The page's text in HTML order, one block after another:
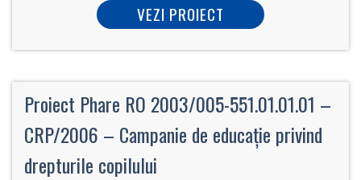
VEZI PROIECT
Proiect Phare RO 2003/005-551.01.01.01 –
CRP/2006 – Campanie de educaţie privind
drepturile copilului